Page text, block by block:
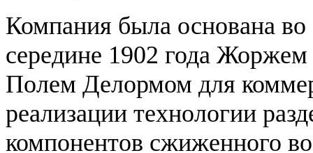
Компания была основана
середине 1902 года
Полем Делормом для
реализации технологии
компонентов сжиженного